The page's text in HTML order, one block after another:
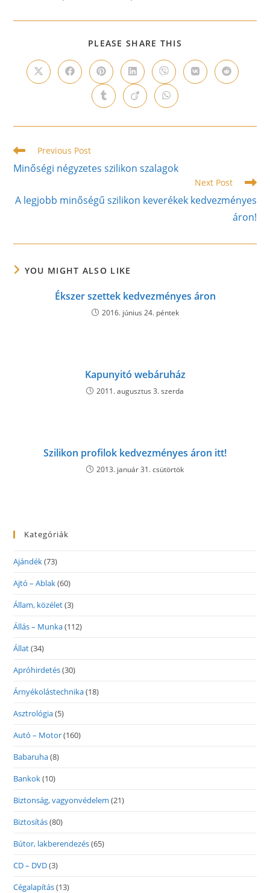
PLEASE SHARE THIS
CONTENT
Opens
in
Opens
in
window
Opens
in
a
new
window
Opens
in
a
new
window
Opens
in
a
new
window
Opens
in
Opens
in
Opens
in
new
Opens
in
new
Opens
in
new
Read
more
articles
Previous Post
Minőségi négyzetes szilikon szalagok
Next Post
A legjobb minőségű szilikon keverékek kedvezményes
áron!
YOU MIGHT ALSO LIKE
Ékszer szettek kedvezményes áron
2016. június 24. péntek
Kapunyitó webáruház
2011. augusztus 3. szerda
Szilikon profilok kedvezményes áron itt!
2013. január 31. csütörtök
Kategóriák
Ajándék(73)
Ajtó – Ablak(60)
Állam, közélet(3)
Állás – Munka(112)
Állat(34)
Apróhirdetés(30)
Árnyékolástechnika(18)
Asztrológia(5)
Autó – Motor(160)
Babaruha(8)
Bankok(10)
Biztonság, vagyonvédelem (21)
Biztosítás(80)
Bútor, lakberendezés(65)
CD – DVD(3)
Cégalapítás(13)